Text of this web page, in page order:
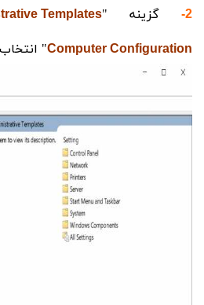
2- گزینه "Templates
Computer Configuration
"